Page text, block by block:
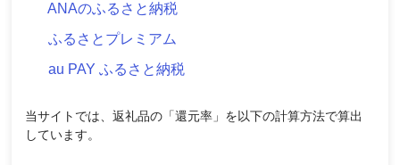
ANAのふるさと納税
ふるさとプレミアム
au PAY ふるさと納税
当サイトでは、返礼品の「還元率」を以下の計算方法で算出
しています。